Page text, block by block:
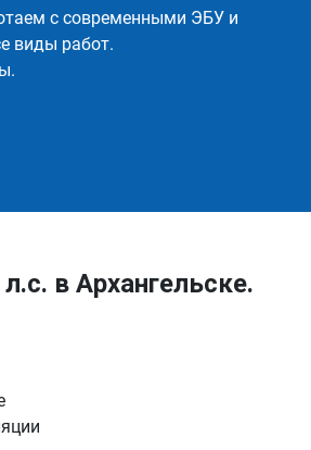
с современными ЭБУ и
виды работ.
в Архангельске.